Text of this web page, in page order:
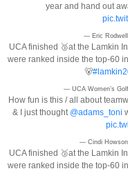
year and hand out
— Eric Rodwell
UCA finished 🥉at the Lamkin
were ranked inside the top-60
🐻
— UCA Women’s
How fun is this / all about
& I just thought @adams_toni
— Cindi Howson
UCA finished 🥉at the Lamkin
were ranked inside the top-60